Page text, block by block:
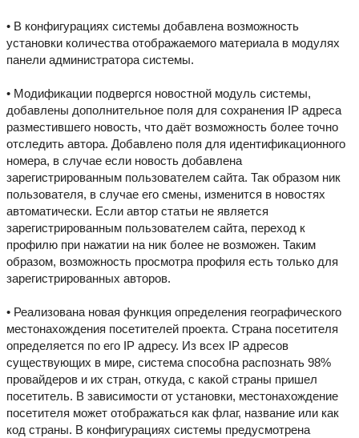
• В конфигурациях системы добавлена возможность
установки количества отображаемого материала в модулях
панели администратора системы.
• Модификации подвергся новостной модуль системы,
добавлены дополнительное поля для сохранения IP адреса
разместившего новость, что даёт возможность более точно
отследить автора. Добавлено поля для идентификационного
номера, в случае если новость добавлена
зарегистрированным пользователем сайта. Так образом ник
пользователя, в случае его смены, изменится в новостях
автоматически. Если автор статьи не является
зарегистрированным пользователем сайта, переход к
профилю при нажатии на ник более не возможен. Таким
образом, возможность просмотра профиля есть только для
зарегистрированных авторов.
• Реализована новая функция определения географического
местонахождения посетителей проекта. Страна посетителя
определяется по его IP адресу. Из всех IP адресов
существующих в мире, система способна распознать 98%
провайдеров и их стран, откуда, с какой страны пришел
посетитель. В зависимости от установки, местонахождение
посетителя может отображаться как флаг, название или как
код страны. В конфигурациях системы предусмотрена